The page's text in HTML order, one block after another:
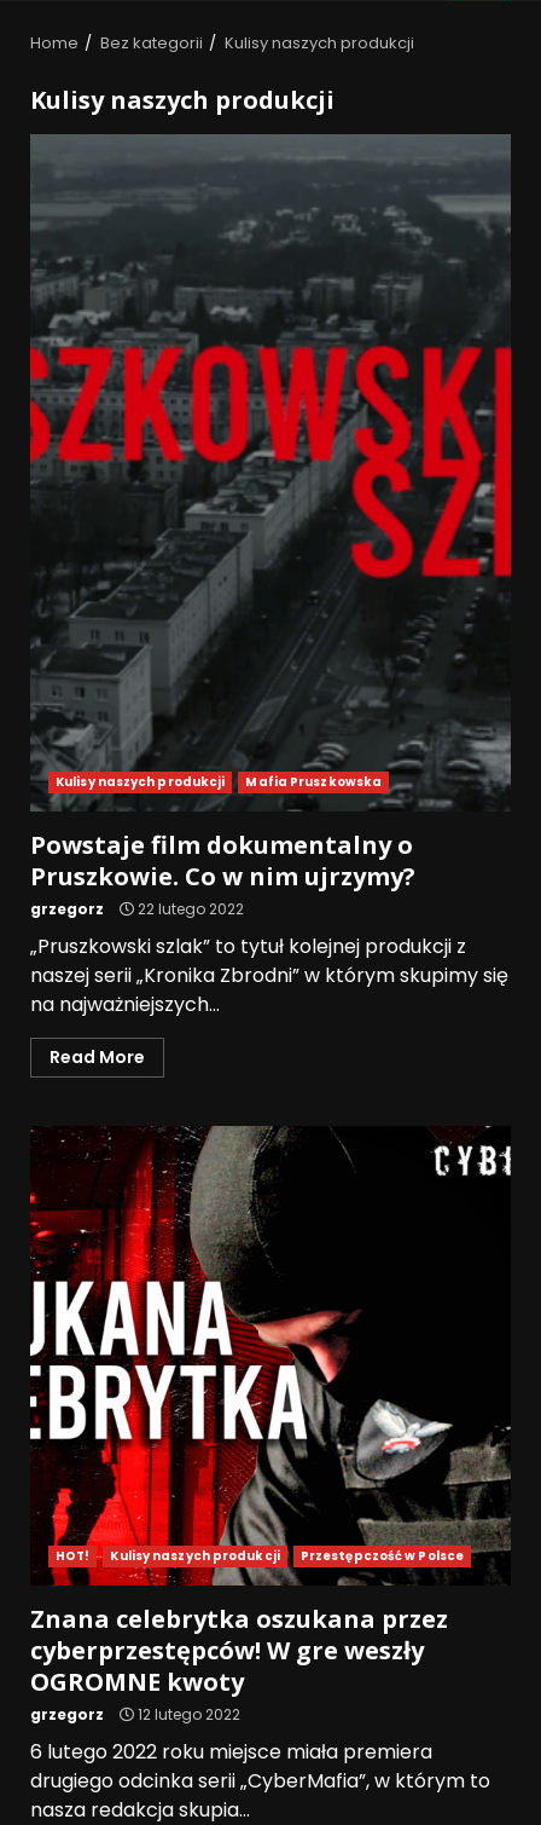
Home Bez kategorii Kulisy naszych produkcji
Kulisy naszych produkcji
Kulisy naszych produkcji Mafia Pruszkowska
Powstaje film dokumentalny o
Pruszkowie. Co w nim ujrzymy?
grzegorz 22 lutego 2022
„Pruszkowski szlak” to tytuł kolejnej produkcji z
naszej serii „Kronika Zbrodni” w którym skupimy się
na najważniejszych...
Read More
HOT! Kulisy naszych produkcji Przestępczość w Polsce
Znana celebrytka oszukana przez
cyberprzestępców! W gre weszły
OGROMNE kwoty
grzegorz 12 lutego 2022
6 lutego 2022 roku miejsce miała premiera
drugiego odcinka serii „CyberMafia”, w którym to
nasza redakcja skupia...